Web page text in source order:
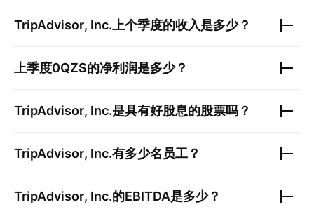
TripAdvisor, Inc. 上个季度的收入是多少？
上季度0QZS的净利润是多少？
TripAdvisor, Inc.是具有好股息的股票吗？
TripAdvisor, Inc.有多少名员工？
TripAdvisor, Inc.的EBITDA是多少？